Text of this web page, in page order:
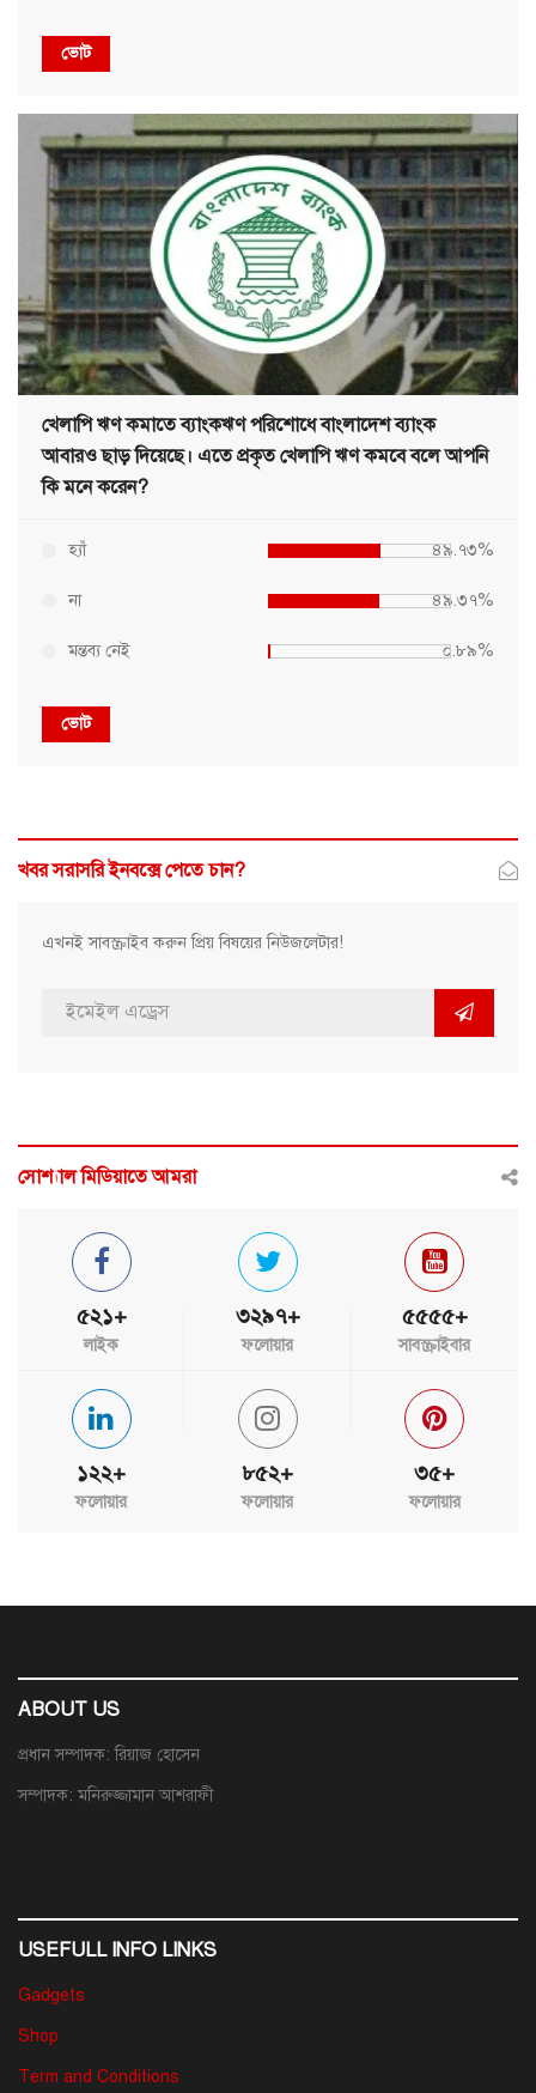
ভোট
খেলাপি ঋণ কমাতে ব্যাংকঋণ পরিশোধে বাংলাদেশ ব্যাংক
আবারও ছাড় দিয়েছে। এতে প্রকৃত খেলাপি ঋণ কমবে বলে আপনি
কি মনে করেন?
হ্যাঁ ৪৯.৭৩%
না ৪৯.৩৭%
মন্তব্য নেই ০.৮৯%
ভোট
খবর সরাসরি ইনবক্সে পেতে চান?
এখনই সাবস্ক্রাইব করুন প্রিয় বিষয়ের নিউজলেটার!
সোশ্যাল মিডিয়াতে আমরা
৫২১+
লাইক
৩২৯৭+
ফলোয়ার
৫৫৫৫+
সাবস্ক্রাইবার
১২২+
ফলোয়ার
৮৫২+
ফলোয়ার
৩৫+
ফলোয়ার
ABOUT US
প্রধান সম্পাদক: রিয়াজ হোসেন
সম্পাদক: মনিরুজ্জামান আশরাফী
USEFULL INFO LINKS
Gadgets
Shop
Term and Conditions